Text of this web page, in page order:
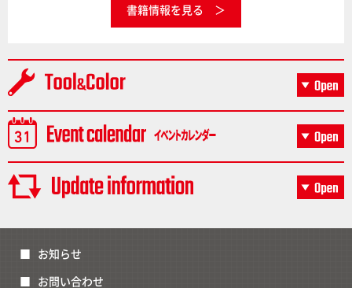
書籍情報を見る
お知らせ
お問い合わせ